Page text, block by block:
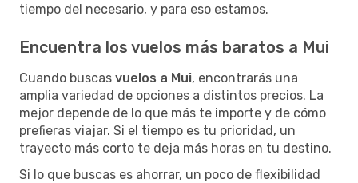
tiempo del necesario, y para eso estamos.
Encuentra los vuelos más baratos a Mui
Cuando buscas vuelos a Mui, encontrarás una
amplia variedad de opciones a distintos precios. La
mejor depende de lo que más te importe y de cómo
prefieras viajar. Si el tiempo es tu prioridad, un
trayecto más corto te deja más horas en tu destino.
Si lo que buscas es ahorrar, un poco de flexibilidad